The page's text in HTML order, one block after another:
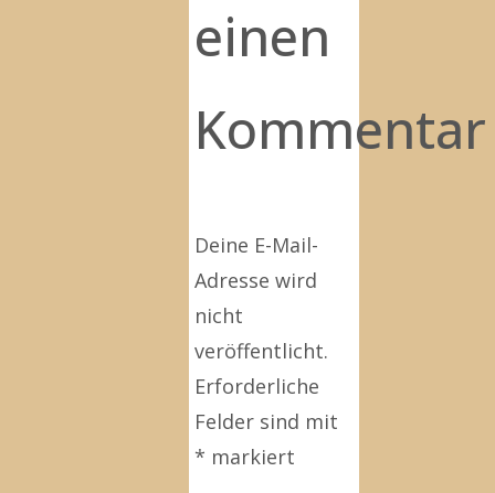
einen
Kommentar
Deine E-Mail-
Adresse wird
nicht
veröffentlicht.
Erforderliche
Felder sind mit
* markiert